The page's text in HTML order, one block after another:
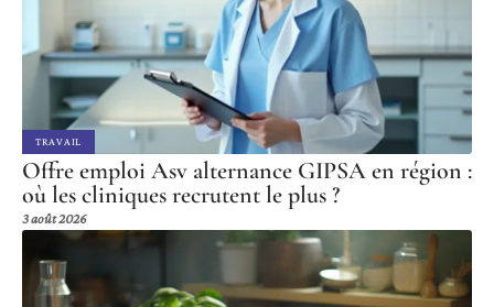
TRAVAIL
Offre emploi Asv alternance GIPSA en région :
où les cliniques recrutent le plus ?
3 août 2026